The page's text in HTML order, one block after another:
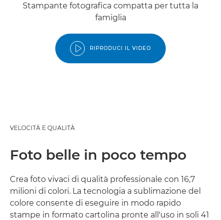
Stampante fotografica compatta per tutta la
famiglia
RIPRODUCI IL VIDEO
VELOCITÀ E QUALITÀ
Foto belle in poco tempo
Crea foto vivaci di qualità professionale con 16,7
milioni di colori. La tecnologia a sublimazione del
colore consente di eseguire in modo rapido
stampe in formato cartolina pronte all'uso in soli 41